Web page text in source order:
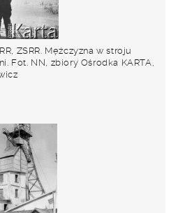
ZSRR. Mężczyzna w stroju
Fot. NN, zbiory Ośrodka KARTA,